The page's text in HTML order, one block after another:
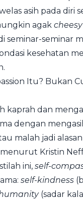
asih pada diri
agak cheesy
seminar-seminar
kesehatan
Itu? Bukan
kaprah dan
dengan
malah jadi
menurut Kristin
ini, self-
self-kindness
(sadar